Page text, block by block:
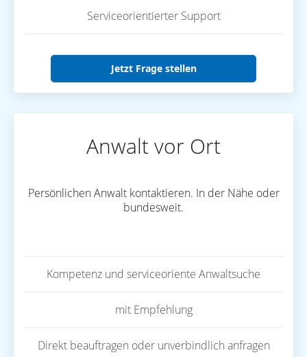
Serviceorientierter Support
Jetzt Frage stellen
Anwalt vor Ort
Persönlichen Anwalt kontaktieren. In der Nähe oder
bundesweit.
Kompetenz und serviceoriente Anwaltsuche
mit Empfehlung
Direkt beauftragen oder unverbindlich anfragen